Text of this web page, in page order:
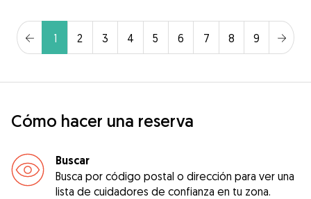
1 2 3 4 5 6 7 8 9
Cómo hacer una reserva
Buscar
Busca por código postal o dirección para ver una
lista de cuidadores de confianza en tu zona.